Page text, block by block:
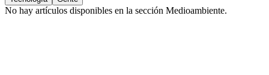
No hay artículos disponibles en la sección Medioambiente.